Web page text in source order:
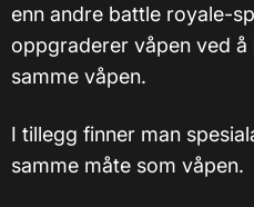
enn andre battle royale-
oppgraderer våpen ved
samme våpen.
I tillegg finner man
samme måte som våpen.